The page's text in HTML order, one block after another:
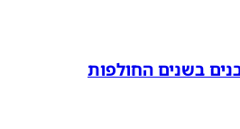
בשנים החולפות